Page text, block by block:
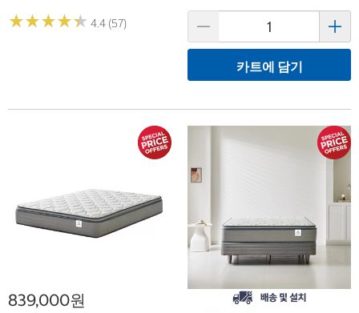
★★★★★
★★★★★ 4.4 (57)
카트에 담기
839,000원